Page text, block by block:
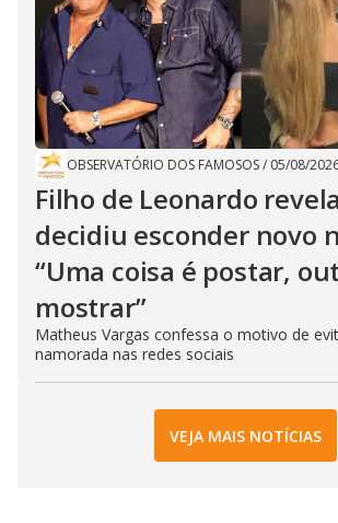
OBSERVATÓRIO DOS FAMOSOS/ 05/08/
Filho de Leonardo
decidiu esconder novo
“Uma coisa é postar,
mostrar”
Matheus Vargas confessa o motivo de
namorada nas redes sociais
VEJA MAIS NOTÍCIAS